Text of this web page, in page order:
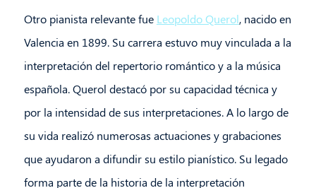
Otro pianista relevante fue Leopoldo Querol, nacido en
Valencia en 1899. Su carrera estuvo muy vinculada a la
interpretación del repertorio romántico y a la música
española. Querol destacó por su capacidad técnica y
por la intensidad de sus interpretaciones. A lo largo de
su vida realizó numerosas actuaciones y grabaciones
que ayudaron a difundir su estilo pianístico. Su legado
forma parte de la historia de la interpretación